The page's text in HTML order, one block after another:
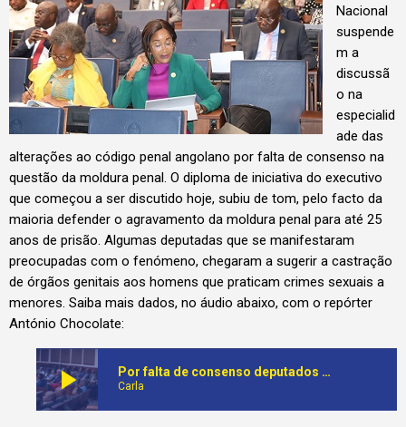
Nacional
suspende
m a
discussã
o na
especialid
ade das
alterações ao código penal angolano por falta de consenso na
questão da moldura penal. O diploma de iniciativa do executivo
que começou a ser discutido hoje, subiu de tom, pelo facto da
maioria defender o agravamento da moldura penal para até 25
anos de prisão. Algumas deputadas que se manifestaram
preocupadas com o fenómeno, chegaram a sugerir a castração
de órgãos genitais aos homens que praticam crimes sexuais a
menores. Saiba mais dados, no áudio abaixo, com o repórter
António Chocolate:
play_arrow Por falta de consenso deputados suspendem discussão na especialidade da proposta de Lei que altera o código penal angolano
Carla